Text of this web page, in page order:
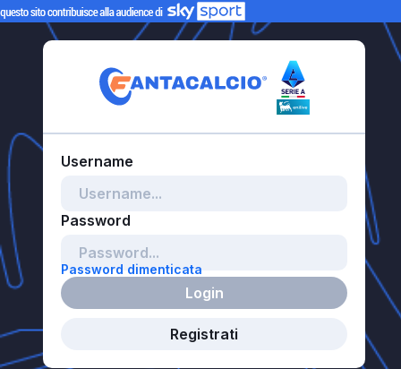
Password dimenticata
Login
Registrati